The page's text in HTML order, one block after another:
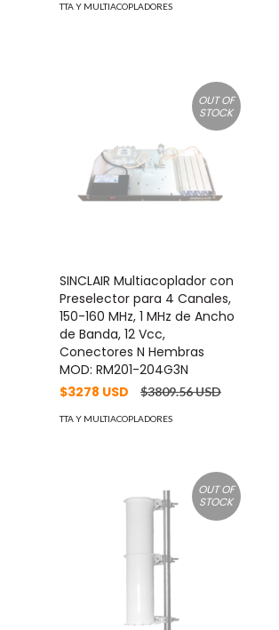
TTA Y MULTIACOPLADORES
OUT OF
STOCK
SINCLAIR Multiacoplador con
Preselector para 4 Canales,
150-160 MHz, 1 MHz de Ancho
de Banda, 12 Vcc,
Conectores N Hembras
MOD: RM201-204G3N
$3278 USD
$3809.56 USD
TTA Y MULTIACOPLADORES
OUT OF
STOCK